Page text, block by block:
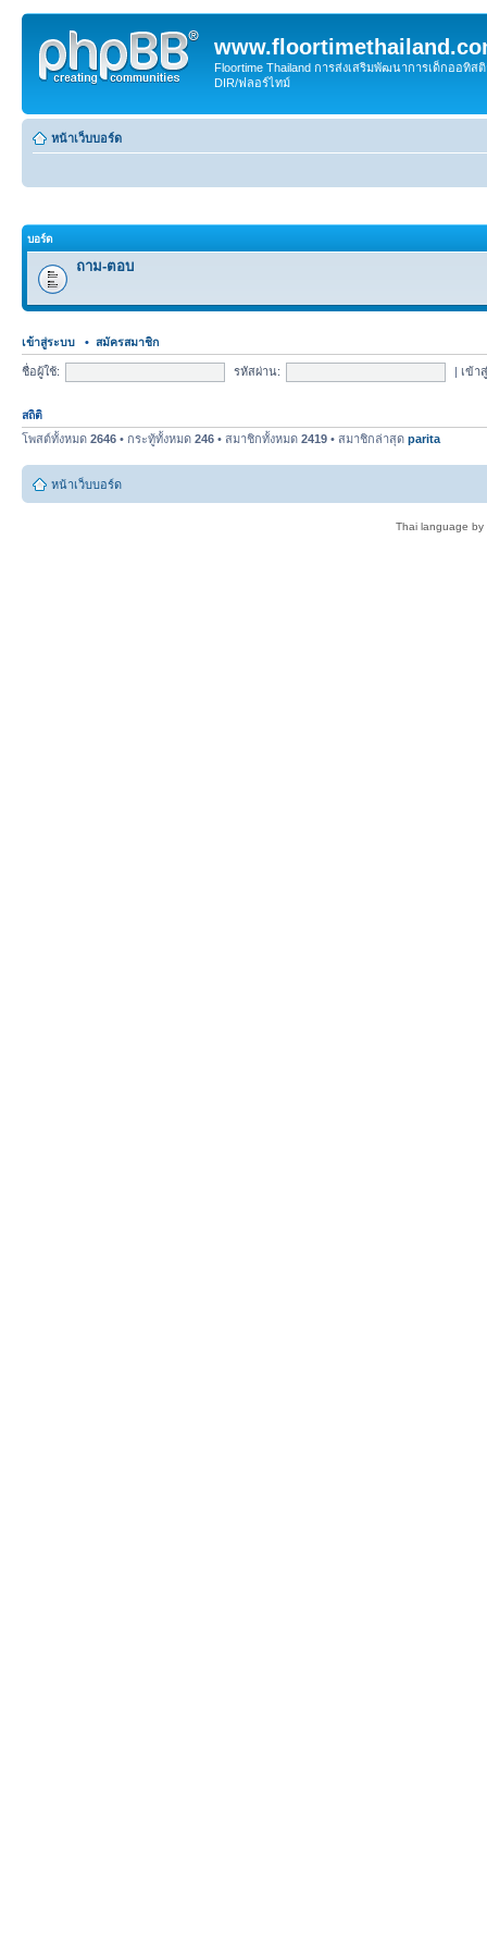
Floortime Thailand การส่งเสริมพัฒนาการเด็กออทิ
DIR/ฟลอร์ไทม์
หน้าเว็บบอร์ด
บอร์ด
ถาม-ตอบ
เข้าสู่ระบบ • สมัครสมาชิก
ชื่อผู้ใช้: รหัสผ่าน: | เข้า
สถิติ
โพสต์ทั้งหมด 2646 • กระทู้ทั้งหมด 246 • สมาชิกทั้งหมด 2419 • สมาชิกล่าสุด parita
หน้าเว็บบอร์ด
Thai language by